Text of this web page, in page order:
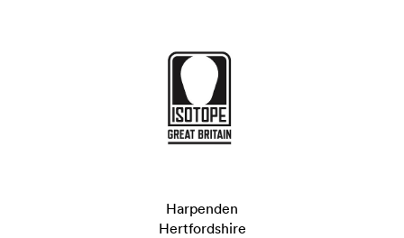
Harpenden
Hertfordshire